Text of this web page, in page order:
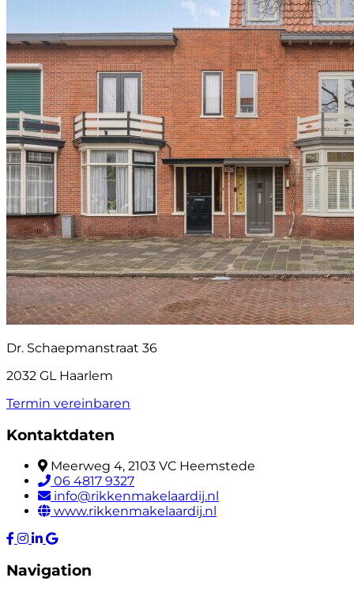
Dr. Schaepmanstraat 36
2032 GL Haarlem
Termin vereinbaren
Kontaktdaten
Meerweg 4, 2103 VC Heemstede
06 4817 9327
info@rikkenmakelaardij.nl
www.rikkenmakelaardij.nl
Navigation